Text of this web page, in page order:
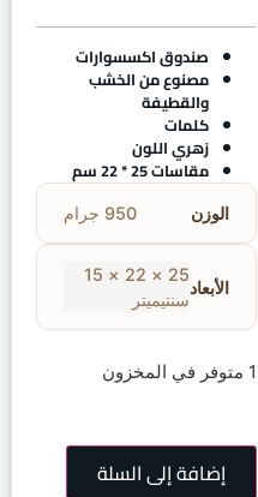
صندوق اكسسوارات
مصنوع من الخشب
والقطيفة
كلمات
زهري اللون
مقاسات 25 * 22 سم
الوزن 950 جرام
الأبعاد
25 × 22 × 15
سنتيميتر
1 متوفر في المخزون
إضافة إلى السلة